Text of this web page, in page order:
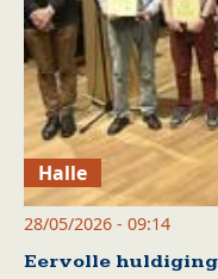
Halle
28/05/2026 - 09:14
Eervolle